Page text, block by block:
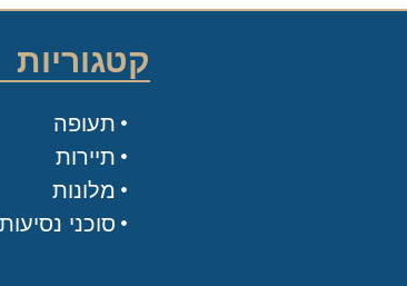
קטגוריות
תעופה
תיירות
מלונות
סוכני נסיעות